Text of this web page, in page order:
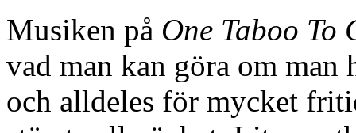
Musiken på One Taboo To
vad man kan göra om man
och alldeles för mycket